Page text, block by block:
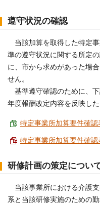
遵守状況の確認
当該加算を取得した特定
準の遵守状況に関する所定
に、市から求めがあった場
せん。
基準遵守確認のために、
年度報酬改定内容を反映し
特定事業所加算要件確認
特定事業所加算要件確認
研修計画の策定につい
当該事業所における介護
系と当該研修実施のための